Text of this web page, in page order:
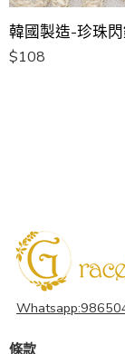
$108
條款